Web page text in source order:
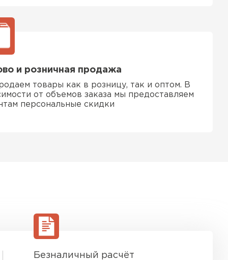
и розничная продажа
товары как в розницу, так и оптом. В
от объемов заказа мы предоставляем
персональные скидки
Безналичный расчёт